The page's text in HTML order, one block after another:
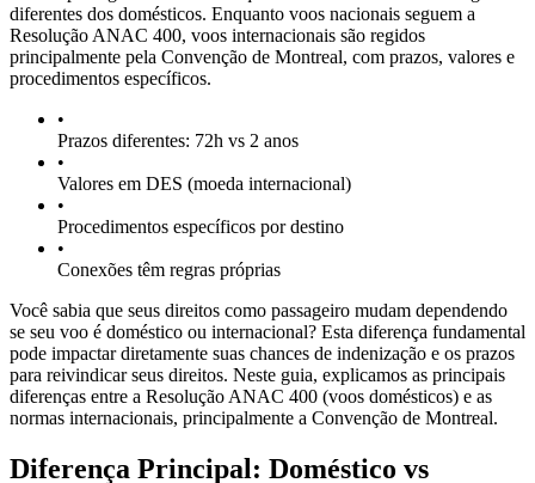
diferentes dos domésticos. Enquanto voos nacionais seguem a
Resolução ANAC 400, voos internacionais são regidos
principalmente pela Convenção de Montreal, com prazos, valores e
procedimentos específicos.
•
Prazos diferentes: 72h vs 2 anos
•
Valores em DES (moeda internacional)
•
Procedimentos específicos por destino
•
Conexões têm regras próprias
Você sabia que seus direitos como passageiro mudam dependendo
se seu voo é doméstico ou internacional? Esta diferença fundamental
pode impactar diretamente suas chances de indenização e os prazos
para reivindicar seus direitos. Neste guia, explicamos as principais
diferenças entre a Resolução ANAC 400 (voos domésticos) e as
normas internacionais, principalmente a Convenção de Montreal.
Diferença Principal: Doméstico vs